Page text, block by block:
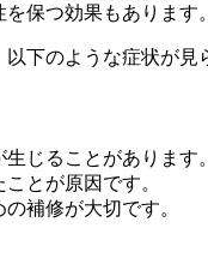
保つ効果もあります。
下のような症状が見
じることがあります。
とが原因です。
補修が大切です。